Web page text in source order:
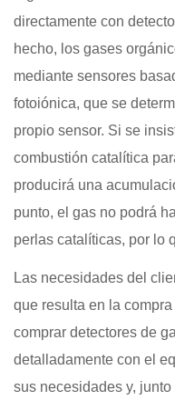
directamente con
hecho, los gases
mediante sensores
fotoiónica, que se
propio sensor. Si se
combustión catalítica
producirá una
punto, el gas no podrá
perlas catalíticas, por lo
Las necesidades del
que resulta en la
comprar detectores de
detalladamente con el
sus necesidades y,